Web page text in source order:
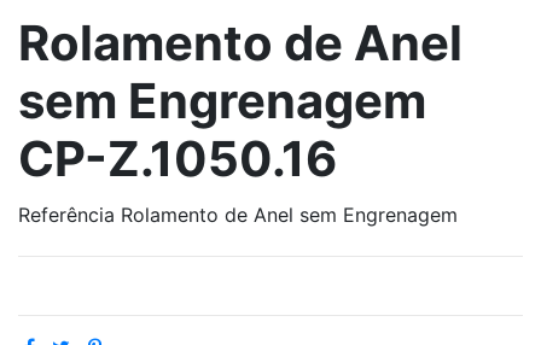
Rolamento de Anel
sem Engrenagem
CP-Z.1050.16
Referência Rolamento de Anel sem Engrenagem